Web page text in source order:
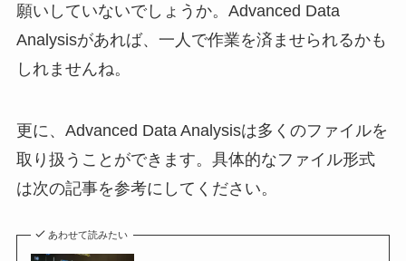
願いしていないでしょうか。Advanced Data
Analysisがあれば、一人で作業を済ませられるかも
しれませんね。
更に、Advanced Data Analysisは多くのファイルを
取り扱うことができます。具体的なファイル形式
は次の記事を参考にしてください。
あわせて読みたい